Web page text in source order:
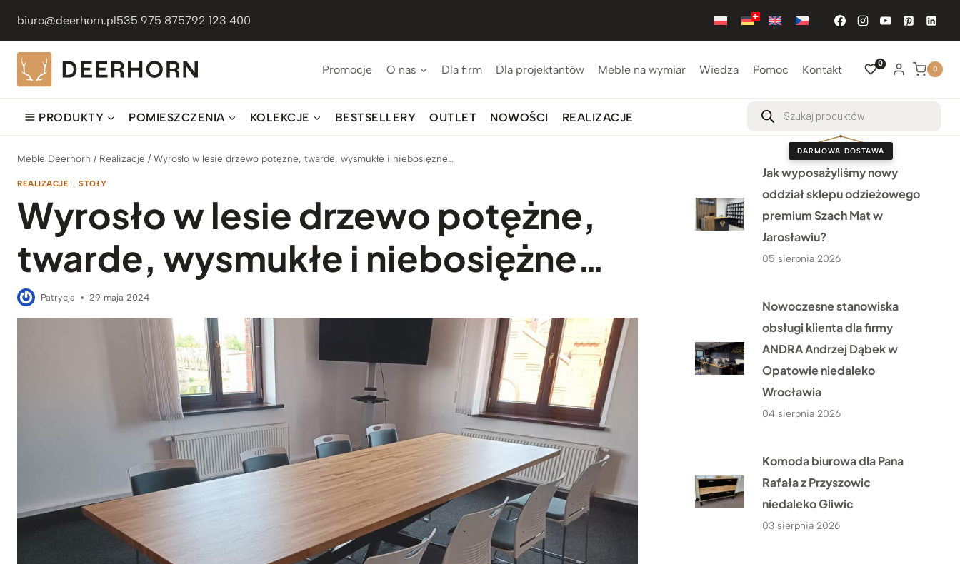
treści
biuro@deerhorn.pl535 975 875792 123 400
Promocje O nas Dla firm Dla projektantów Meble na wymiar Wiedza Pomoc Kontakt 0
0
PRODUKTY POMIESZCZENIA KOLEKCJE BESTSELLERY OUTLET NOWOŚCI REALIZACJE
Wyszukiwarka
produktów
DARMOWA DOSTAWA
Meble Deerhorn / Realizacje /Wyrosło w lesie drzewo potężne, twarde, wysmukłe i niebosiężne…
REALIZACJE | STOŁY
Wyrosło w lesie drzewo potężne,
twarde, wysmukłe i niebosiężne…
Patrycja 29 maja 2024
Jak wyposażyliśmy nowy
oddział sklepu odzieżowego
premium Szach Mat w
Jarosławiu?
05 sierpnia 2026
Nowoczesne stanowiska
obsługi klienta dla firmy
ANDRA Andrzej Dąbek w
Opatowie niedaleko
Wrocławia
04 sierpnia 2026
Komoda biurowa dla Pana
Rafała z Przyszowic
niedaleko Gliwic
03 sierpnia 2026